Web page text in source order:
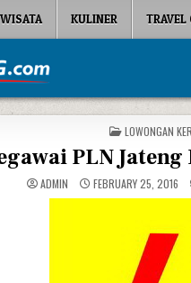
WISATA KULINER TRAVEL
POSTED IN
LOWONGAN
PLN
ADMIN FEBRUARY 25, 2016